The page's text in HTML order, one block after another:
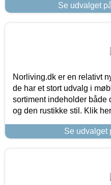
Se udvalget
Norliving.dk er en relativt
de har et stort udvalg i
sortiment indeholder både
og den rustikke stil. Klik
Se udvalget